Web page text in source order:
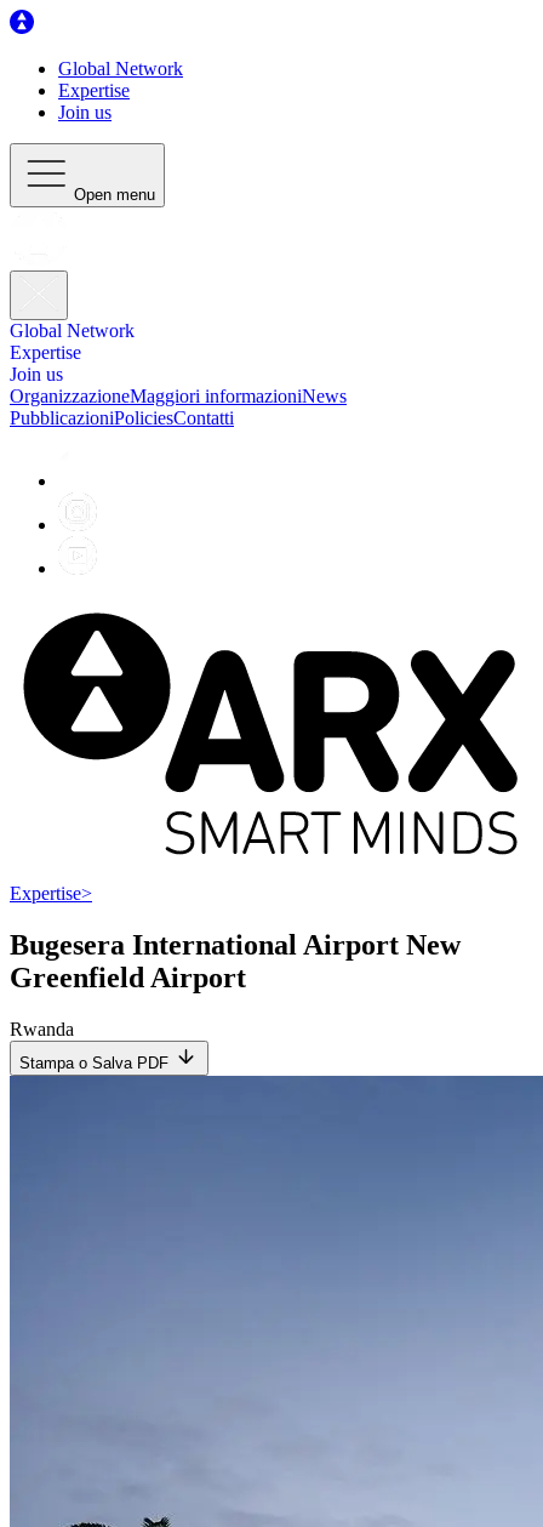
Global Network
Expertise
Join us
Open menu
Global Network
Expertise
Join us
OrganizzazioneMaggiori informazioniNews
PubblicazioniPoliciesContatti
Expertise>
Bugesera International Airport New
Greenfield Airport
Rwanda
Stampa o Salva PDF